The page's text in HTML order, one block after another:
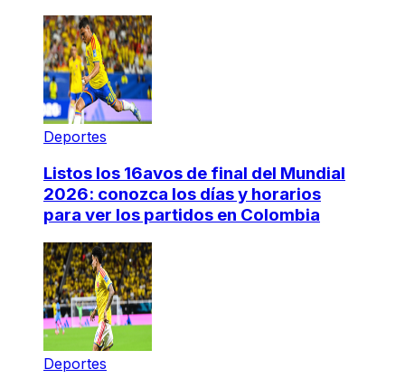
Deportes
Listos los 16avos de final del Mundial
2026: conozca los días y horarios
para ver los partidos en Colombia
Deportes